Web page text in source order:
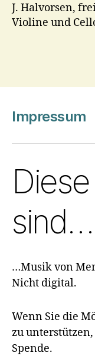
J. Halvorsen,
Violine und
Impressum
sind…
…Musik von
Nicht digital.
Wenn Sie die
zu
Spende.